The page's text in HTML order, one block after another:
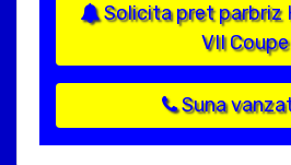
Solicita pret parbriz
VII Coupe
Suna